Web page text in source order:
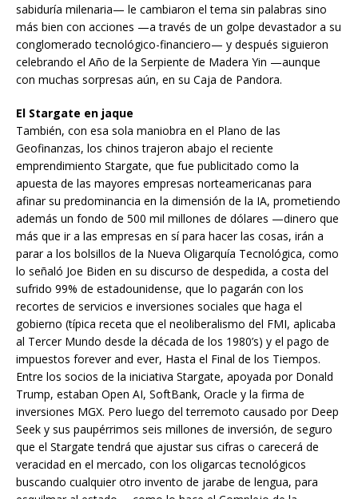
sabiduría milenaria— le cambiaron el tema sin palabras sino
más bien con acciones —a través de un golpe devastador a su
conglomerado tecnológico-financiero— y después siguieron
celebrando el Año de la Serpiente de Madera Yin —aunque
con muchas sorpresas aún, en su Caja de Pandora.
El Stargate en jaque
También, con esa sola maniobra en el Plano de las
Geofinanzas, los chinos trajeron abajo el reciente
emprendimiento Stargate, que fue publicitado como la
apuesta de las mayores empresas norteamericanas para
afinar su predominancia en la dimensión de la IA, prometiendo
además un fondo de 500 mil millones de dólares —dinero que
más que ir a las empresas en sí para hacer las cosas, irán a
parar a los bolsillos de la Nueva Oligarquía Tecnológica, como
lo señaló Joe Biden en su discurso de despedida, a costa del
sufrido 99% de estadounidense, que lo pagarán con los
recortes de servicios e inversiones sociales que haga el
gobierno (típica receta que el neoliberalismo del FMI, aplicaba
al Tercer Mundo desde la década de los 1980’s) y el pago de
impuestos forever and ever, Hasta el Final de los Tiempos.
Entre los socios de la iniciativa Stargate, apoyada por Donald
Trump, estaban Open AI, SoftBank, Oracle y la firma de
inversiones MGX. Pero luego del terremoto causado por Deep
Seek y sus paupérrimos seis millones de inversión, de seguro
que el Stargate tendrá que ajustar sus cifras o carecerá de
veracidad en el mercado, con los oligarcas tecnológicos
buscando cualquier otro invento de jarabe de lengua, para